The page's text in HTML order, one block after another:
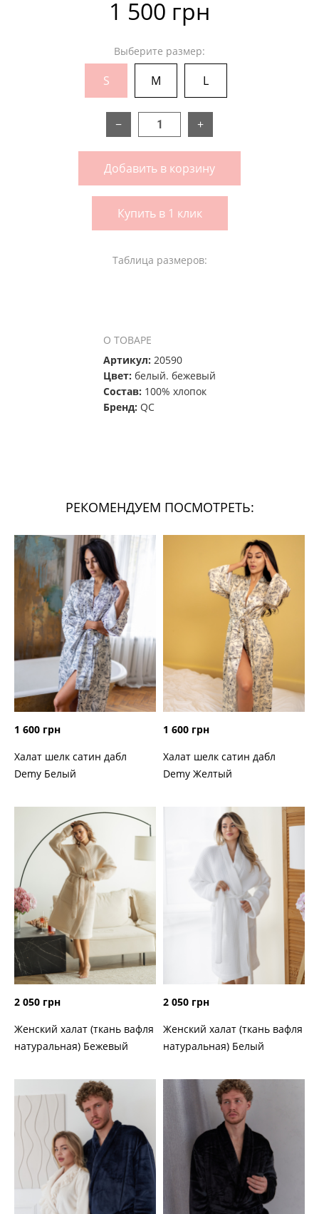
1 500 грн
Выберите размер:
S M L
− +
Добавить в корзину
Купить в 1 клик
Таблица размеров:
О ТОВАРЕ
Артикул: 20590
Цвет: белый. бежевый
Состав: 100% хлопок
Бренд: QC
РЕКОМЕНДУЕМ ПОСМОТРЕТЬ:
1 600 грн
Халат шелк сатин дабл
Demy Белый
1 600 грн
Халат шелк сатин дабл
Demy Желтый
2 050 грн
Женский халат (ткань вафля
натуральная) Бежевый
2 050 грн
Женский халат (ткань вафля
натуральная) Белый